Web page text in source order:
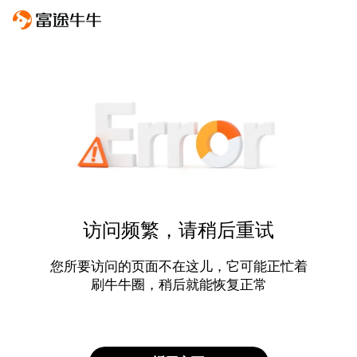
访问频繁，请稍后重试
您所要访问的页面不在这儿，它可能正忙着
刷牛牛圈，稍后就能恢复正常